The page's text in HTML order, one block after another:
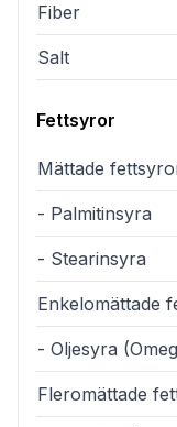
Fiber
Salt
Fettsyror
Mättade
- Palmitinsyra
- Stearinsyra
Enkelomättade
- Oljesyra
Fleromättade